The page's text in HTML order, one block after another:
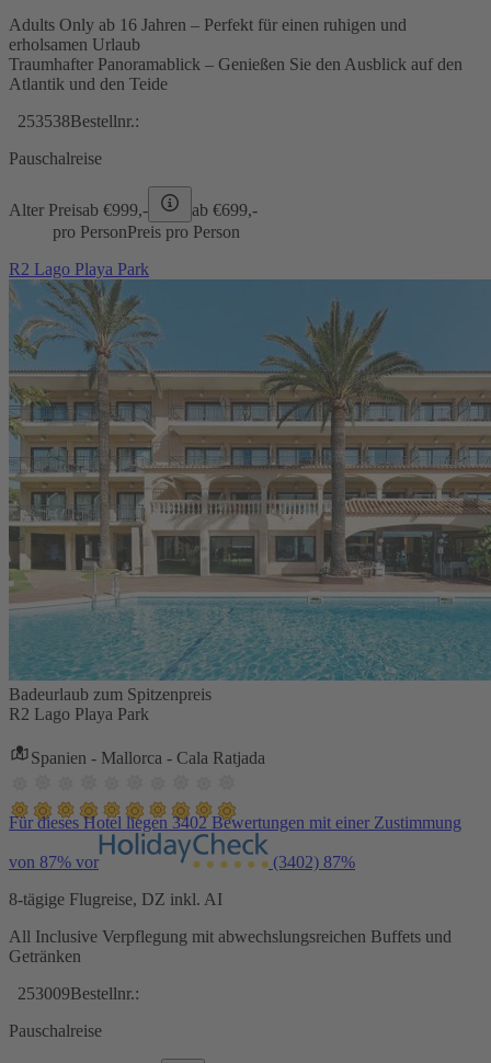
Adults Only ab 16 Jahren – Perfekt für einen ruhigen und
erholsamen Urlaub
Traumhafter Panoramablick – Genießen Sie den Ausblick auf den
Atlantik und den Teide
253538Bestellnr.:
Pauschalreise
Alter Preisab €999,- ab €699,-
pro PersonPreis pro Person
R2 Lago Playa Park
Badeurlaub zum Spitzenpreis
R2 Lago Playa Park
Spanien - Mallorca - Cala Ratjada
Für dieses Hotel liegen 3402 Bewertungen mit einer Zustimmung
von 87% vor (3402) 87%
8-tägige Flugreise, DZ inkl. AI
All Inclusive Verpflegung mit abwechslungsreichen Buffets und
Getränken
253009Bestellnr.:
Pauschalreise